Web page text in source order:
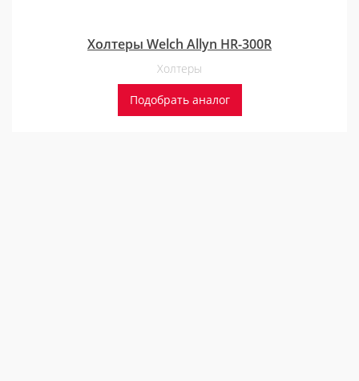
Холтеры Welch Allyn HR-300R
Холтеры
Подобрать аналог